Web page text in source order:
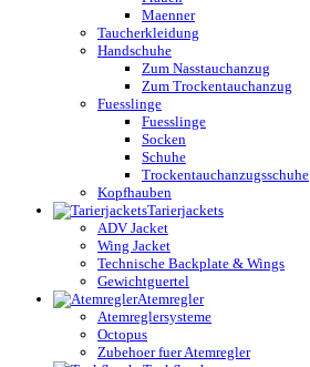
Maenner
Taucherkleidung
Handschuhe
Zum Nasstauchanzug
Zum Trockentauchanzug
Fuesslinge
Fuesslinge
Socken
Schuhe
Trockentauchanzugsschuhe
Kopfhauben
Tarierjackets
ADV Jacket
Wing Jacket
Technische Backplate & Wings
Gewichtguertel
Atemregler
Atemreglersysteme
Octopus
Zubehoer fuer Atemregler